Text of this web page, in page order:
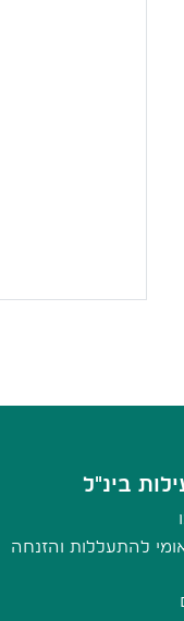
בינ"ל
להתעללות והזנחה